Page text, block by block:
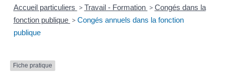
Accueil particuliers > Travail - Formation > Congés dans la
fonction publique > Congés annuels dans la fonction
publique
Fiche pratique